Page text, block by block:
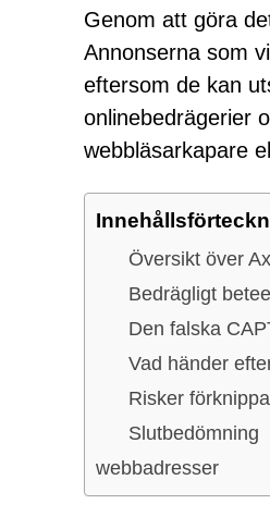
Genom att göra
Annonserna som
eftersom de kan
onlinebedrägerier
webbläsarkapare
Översikt över
Bedrägligt
Den falska
Vad händer
Risker
Slutbedömning
webbadresser